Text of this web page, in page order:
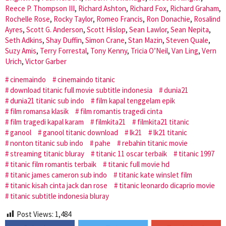
Reece P. Thompson III, Richard Ashton, Richard Fox, Richard Graham,
Rochelle Rose, Rocky Taylor, Romeo Francis, Ron Donachie, Rosalind
Ayres, Scott G. Anderson, Scott Hislop, Sean Lawlor, Sean Nepita,
Seth Adkins, Shay Duffin, Simon Crane, Stan Mazin, Steven Quale,
Suzy Amis, Terry Forrestal, Tony Kenny, Tricia O’Neil, Van Ling, Vern
Urich, Victor Garber
cinemaindo
cinemaindo titanic
download titanic full movie subtitle indonesia
dunia21
dunia21 titanic sub indo
film kapal tenggelam epik
film romansa klasik
film romantis tragedi cinta
film tragedi kapal karam
filmkita21
filmkita21 titanic
ganool
ganool titanic download lk21
lk21 titanic
nonton titanic sub indo
pahe
rebahin titanic movie
streaming titanic bluray
titanic 11 oscar terbaik
titanic 1997
titanic film romantis terbaik
titanic full movie hd
titanic james cameron sub indo
titanic kate winslet film
titanic kisah cinta jack dan rose
titanic leonardo dicaprio movie
titanic subtitle indonesia bluray
Post Views: 1,484